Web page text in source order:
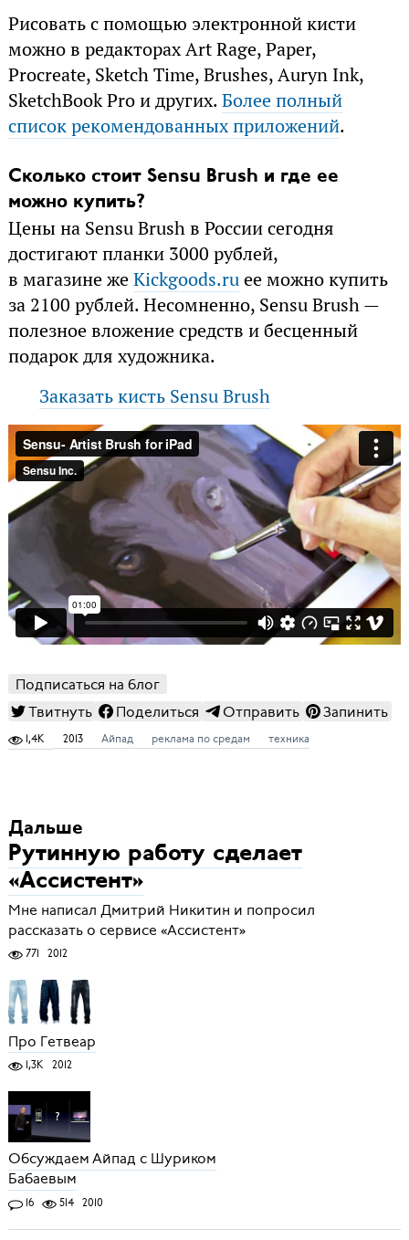
Рисовать с помощью электронной кисти
можно в редакторах Art Rage, Paper,
Procreate, Sketch Time, Brushes, Auryn Ink,
SketchBook Pro и других.Более полный
список рекомендованных приложений.
Сколько стоит Sensu Brush и где ее
можно купить?
Цены на Sensu Brush в России сегодня
достигают планки 3000 рублей,
в магазине жеKickgoods.ruее можно купить
за 2100 рублей. Несомненно, Sensu Brush —
полезное вложение средств и бесценный
подарок для художника.
Заказать кисть Sensu Brush
Подписаться на блог
Твитнуть
Поделиться Отправить Запинить
1,4K 2013 Айпад реклама по средам техника
Дальше
Рутинную работу сделает
«Ассистент»
Мне написал Дмитрий Никитин и попросил
рассказать о сервисе «Ассистент»
771 2012
Про Гетвеар
1,3K 2012
Обсуждаем Айпад с Шуриком
Бабаевым
16 514 2010